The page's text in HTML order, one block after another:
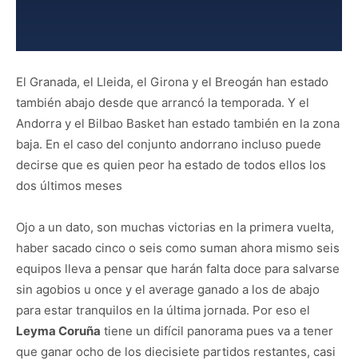
El Granada, el Lleida, el Girona y el Breogán han estado
también abajo desde que arrancó la temporada. Y el
Andorra y el Bilbao Basket han estado también en la zona
baja. En el caso del conjunto andorrano incluso puede
decirse que es quien peor ha estado de todos ellos los
dos últimos meses
Ojo a un dato, son muchas victorias en la primera vuelta,
haber sacado cinco o seis como suman ahora mismo seis
equipos lleva a pensar que harán falta doce para salvarse
sin agobios u once y el average ganado a los de abajo
para estar tranquilos en la última jornada. Por eso el
Leyma Coruña tiene un difícil panorama pues va a tener
que ganar ocho de los diecisiete partidos restantes, casi